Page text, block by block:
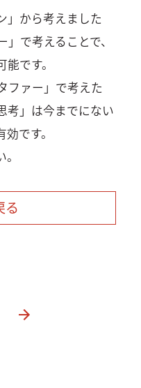
」から考えました
で考えることで、
です。
ファー」で考えた
考」は今までにない
です。
る